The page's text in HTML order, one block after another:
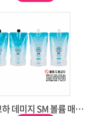
라코하 데미지 SM 볼륨 매직 스트레이트 [500ml]